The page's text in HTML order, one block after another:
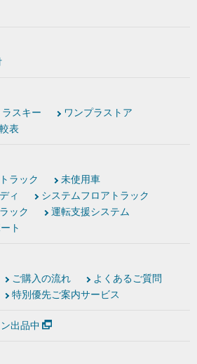
ラスキー
ワンプラストア
表
ラック
未使用車
ィ
システムフロアトラック
ック
運転支援システム
ト
ご購入の流れ
よくあるご質問
特別優先ご案内サービス
出品中